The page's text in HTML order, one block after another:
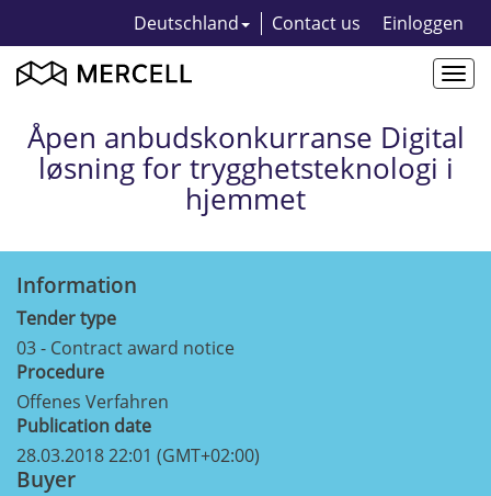
Deutschland Contact us Einloggen
Åpen anbudskonkurranse Digital
løsning for trygghetsteknologi i
hjemmet
Information
Tender type
03 - Contract award notice
Procedure
Offenes Verfahren
Publication date
28.03.2018 22:01 (GMT+02:00)
Buyer